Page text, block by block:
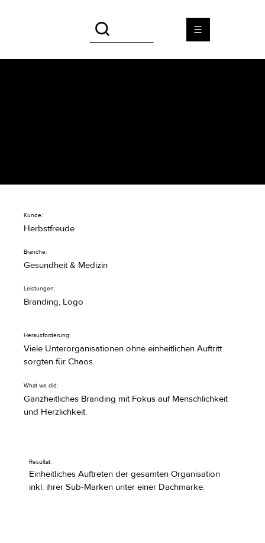
Kunde:
Herbstfreude
Branche:
Gesundheit & Medizin
Leistungen:
Branding, Logo
Herausforderung:
Viele Unterorganisationen ohne einheitlichen Auftritt
sorgten für Chaos.
What we did:
Ganzheitliches Branding mit Fokus auf Menschlichkeit
und Herzlichkeit.
Resultat:
Einheitliches Auftreten der gesamten Organisation
inkl. ihrer Sub-Marken unter einer Dachmarke.